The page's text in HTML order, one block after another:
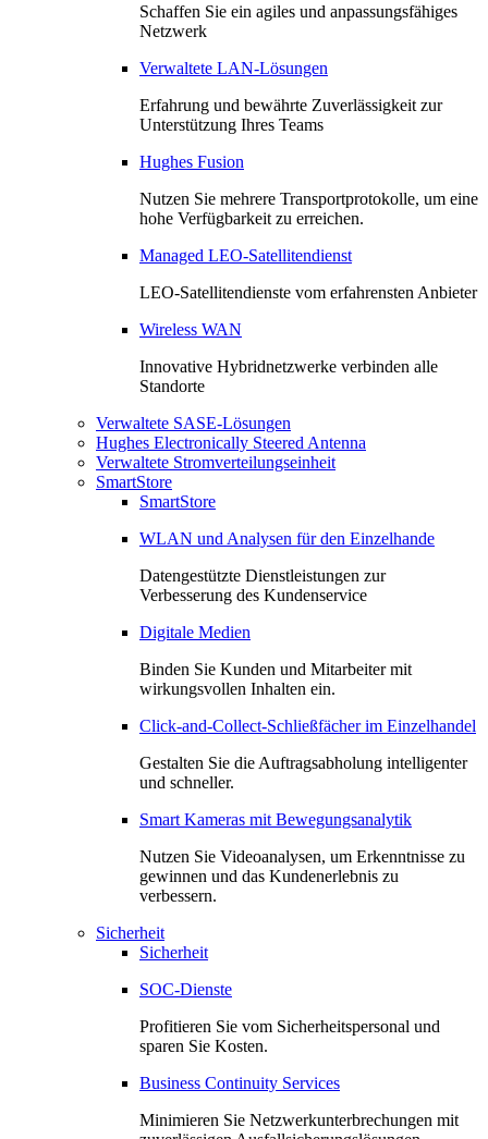
Schaffen Sie ein agiles und anpassungsfähiges
Netzwerk
Verwaltete LAN-Lösungen
Erfahrung und bewährte Zuverlässigkeit zur
Unterstützung Ihres Teams
Hughes Fusion
Nutzen Sie mehrere Transportprotokolle, um eine
hohe Verfügbarkeit zu erreichen.
Managed LEO-Satellitendienst
LEO-Satellitendienste vom erfahrensten Anbieter
Wireless WAN
Innovative Hybridnetzwerke verbinden alle
Standorte
Verwaltete SASE-Lösungen
Hughes Electronically Steered Antenna
Verwaltete Stromverteilungseinheit
SmartStore
SmartStore
WLAN und Analysen für den Einzelhande
Datengestützte Dienstleistungen zur
Verbesserung des Kundenservice
Digitale Medien
Binden Sie Kunden und Mitarbeiter mit
wirkungsvollen Inhalten ein.
Click-and-Collect-Schließfächer im Einzelhandel
Gestalten Sie die Auftragsabholung intelligenter
und schneller.
Smart Kameras mit Bewegungsanalytik
Nutzen Sie Videoanalysen, um Erkenntnisse zu
gewinnen und das Kundenerlebnis zu
verbessern.
Sicherheit
Sicherheit
SOC-Dienste
Profitieren Sie vom Sicherheitspersonal und
sparen Sie Kosten.
Business Continuity Services
Minimieren Sie Netzwerkunterbrechungen mit